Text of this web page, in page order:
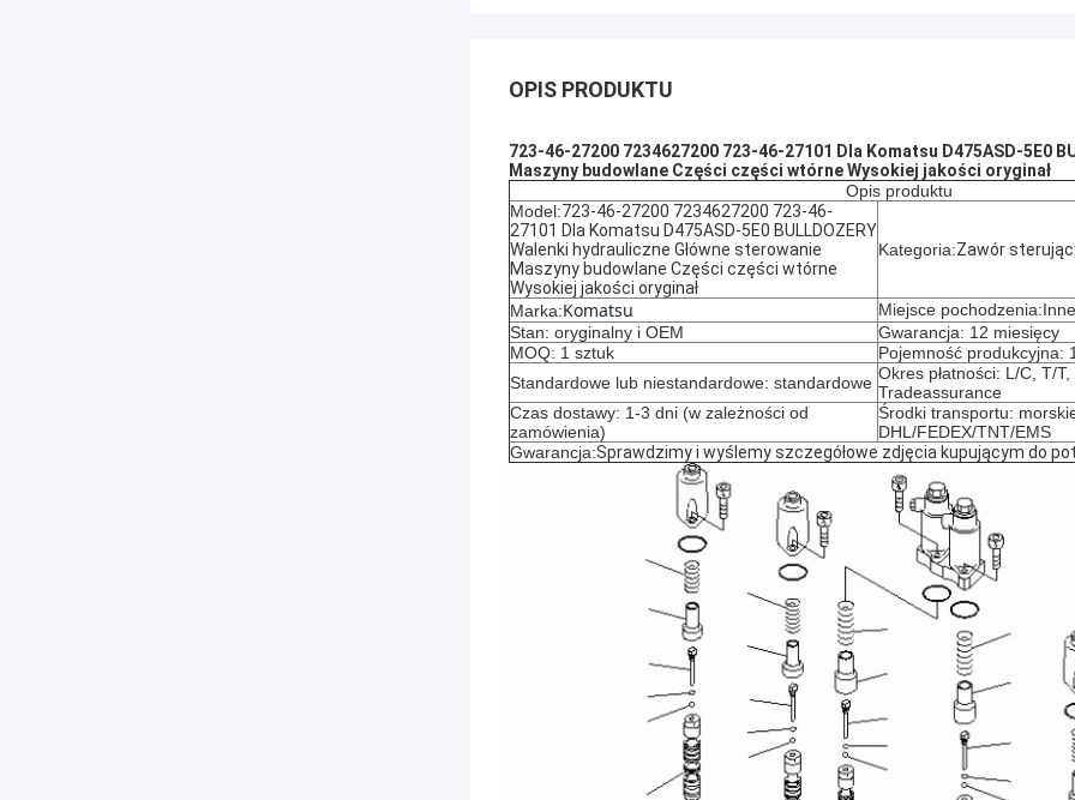
OPIS PRODUKTU
723-46-27200 7234627200 723-46-27101 Dla Komatsu D475ASD-5E0
Maszyny budowlane Części części wtórne Wysokiej jakości oryginał
Opis produktu
Model:723-46-27200 7234627200 723-46-
27101 Dla Komatsu D475ASD-5E0 BULLDOZERY
Walenki hydrauliczne Główne sterowanie
Maszyny budowlane Części części wtórne
Wysokiej jakości oryginał
Kategoria:Zawór
Marka:Komatsu
Miejsce
Stan: oryginalny i OEM
Gwarancja: 12 miesięcy
MOQ: 1 sztuk
Pojemność produkcyjna:
Standardowe lub niestandardowe: standardowe Okres płatności: L/C, T/T,
Tradeassurance
Czas dostawy: 1-3 dni (w zależności od
zamówienia)
Środki transportu:
DHL/FEDEX/TNT/EMS
Gwarancja:Sprawdzimy i wyślemy szczegółowe zdjęcia kupującym do